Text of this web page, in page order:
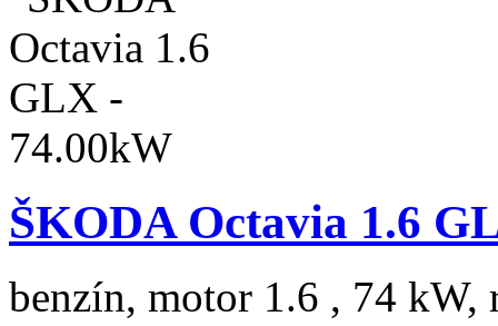
ŠKODA Octavia 1.6
benzín, motor 1.6 , 74 kW,